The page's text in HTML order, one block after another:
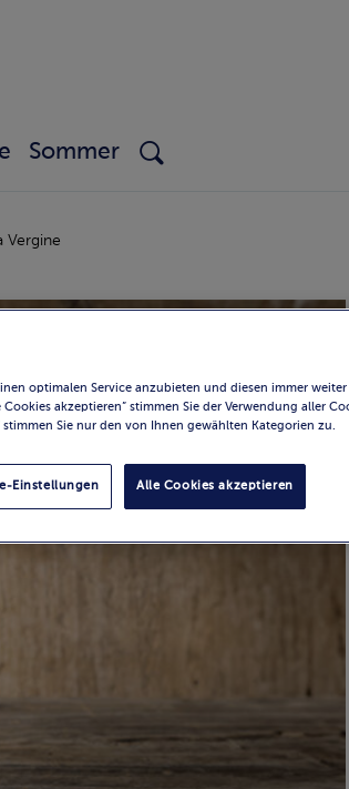
Sommer
Vergine
optimalen Service anzubieten und diesen immer weiter
akzeptieren” stimmen Sie der Verwendung aller
Sie nur den von Ihnen gewählten Kategorien zu.
Alle Cookies akzeptieren
Einstellungen